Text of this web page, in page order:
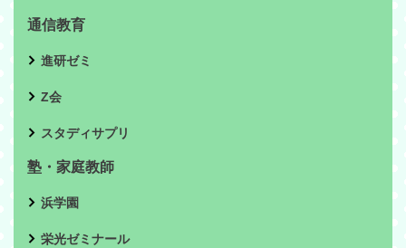
通信教育
進研ゼミ
Z会
スタディサプリ
塾・家庭教師
浜学園
栄光ゼミナール